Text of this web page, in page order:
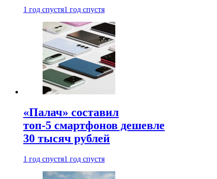
1 год спустя1 год спустя
«Палач» составил
топ-5 смартфонов дешевле
30 тысяч рублей
1 год спустя1 год спустя